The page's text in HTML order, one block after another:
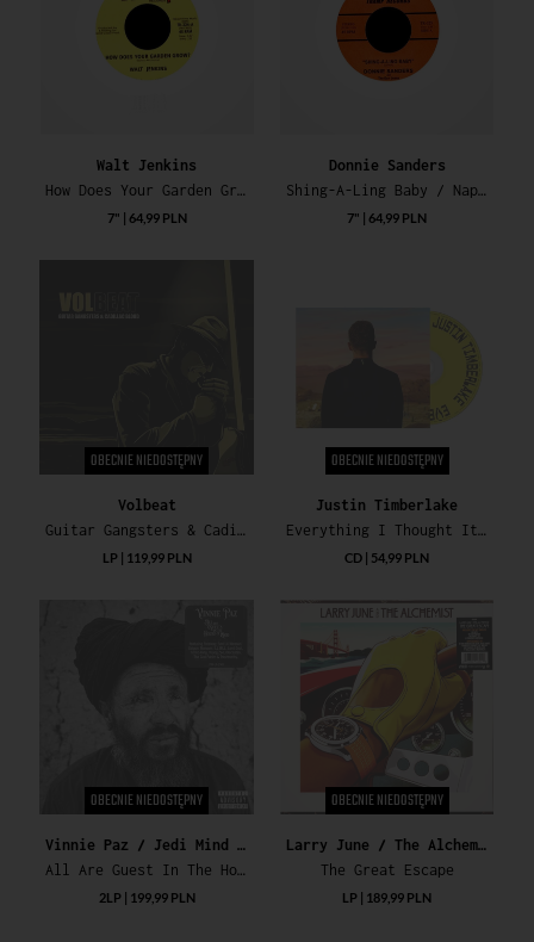
Walt Jenkins
How Does Your Garden Grow? / T.G.I.F.
7" | 64,99 PLN
Donnie Sanders
Shing-A-Ling Baby / Naptown U.S.A.
7" | 64,99 PLN
OBECNIE NIEDOSTĘPNY
Volbeat
Guitar Gangsters & Cadillac Blood (Green Vinyl)
LP | 119,99 PLN
OBECNIE NIEDOSTĘPNY
Justin Timberlake
Everything I Thought It Was
CD | 54,99 PLN
OBECNIE NIEDOSTĘPNY
Vinnie Paz / Jedi Mind Tricks
All Are Guest In The House Of God
2LP | 199,99 PLN
OBECNIE NIEDOSTĘPNY
Larry June / The Alchemist
The Great Escape
LP | 189,99 PLN